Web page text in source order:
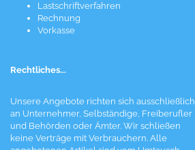
Lastschriftverfahren
Rechnung
Vorkasse
Rechtliches...
Unsere Angebote richten sich ausschließlich
an Unternehmer, Selbständige, Freiberufler
und Behörden oder Ämter. Wir schließen
keine Verträge mit Verbrauchern. Alle